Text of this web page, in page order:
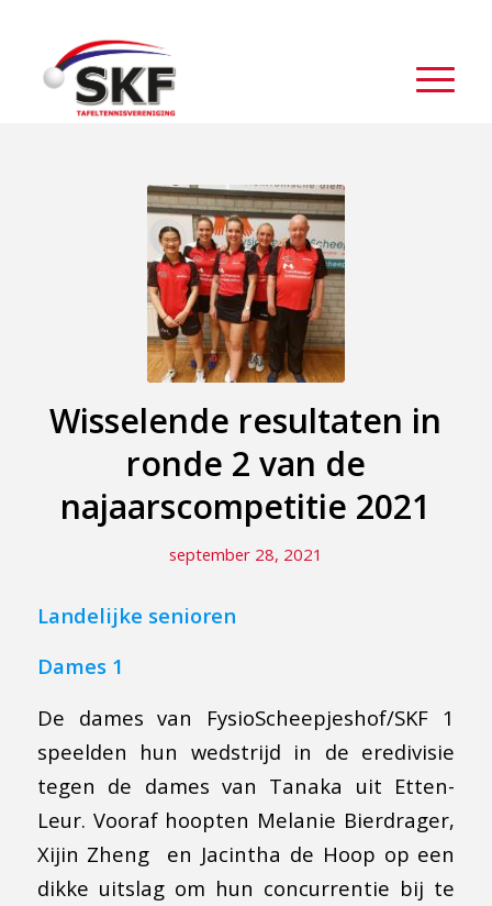
Wisselende resultaten in
ronde 2 van de
najaarscompetitie 2021
september 28, 2021
Landelijke senioren
Dames 1
De dames van FysioScheepjeshof/SKF 1
speelden hun wedstrijd in de eredivisie
tegen de dames van Tanaka uit Etten-
Leur. Vooraf hoopten Melanie Bierdrager,
Xijin Zheng en Jacintha de Hoop op een
dikke uitslag om hun concurrentie bij te